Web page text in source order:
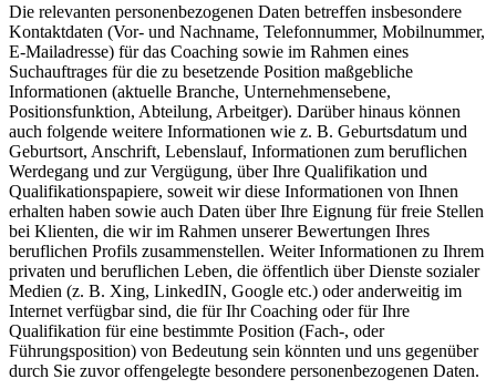
Die relevanten personenbezogenen Daten betreffen insbesondere
Kontaktdaten (Vor- und Nachname, Telefonnummer, Mobilnummer,
E-Mailadresse) für das Coaching sowie im Rahmen eines
Suchauftrages für die zu besetzende Position maßgebliche
Informationen (aktuelle Branche, Unternehmensebene,
Positionsfunktion, Abteilung, Arbeitger). Darüber hinaus können
auch folgende weitere Informationen wie z. B. Geburtsdatum und
Geburtsort, Anschrift, Lebenslauf, Informationen zum beruflichen
Werdegang und zur Vergügung, über Ihre Qualifikation und
Qualifikationspapiere, soweit wir diese Informationen von Ihnen
erhalten haben sowie auch Daten über Ihre Eignung für freie Stellen
bei Klienten, die wir im Rahmen unserer Bewertungen Ihres
beruflichen Profils zusammenstellen. Weiter Informationen zu Ihrem
privaten und beruflichen Leben, die öffentlich über Dienste sozialer
Medien (z. B. Xing, LinkedIN, Google etc.) oder anderweitig im
Internet verfügbar sind, die für Ihr Coaching oder für Ihre
Qualifikation für eine bestimmte Position (Fach-, oder
Führungsposition) von Bedeutung sein könnten und uns gegenüber
durch Sie zuvor offengelegte besondere personenbezogenen Daten.